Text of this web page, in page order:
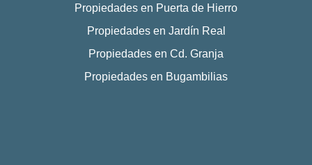
Propiedades en Puerta de Hierro
Propiedades en Jardín Real
Propiedades en Cd. Granja
Propiedades en Bugambilias